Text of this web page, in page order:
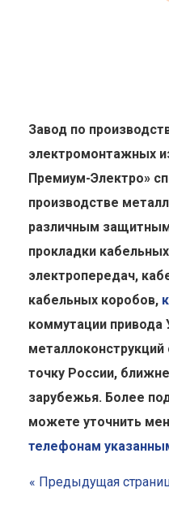
Завод по
электромонтажных
Премиум-Электро»
производстве
различным
прокладки
электропередач,
кабельных коробов,
коммутации привода
точку России,
зарубежья. Более
можете уточнить
телефонам
« Предыдущая